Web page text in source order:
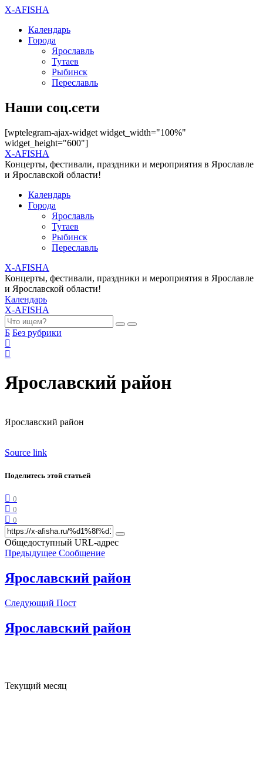
X-AFISHA
Календарь
Города
Ярославль
Тутаев
Рыбинск
Переславль
Наши соц.сети
[wptelegram-ajax-widget widget_width="100%"
widget_height="600"]
X-AFISHA
Концерты, фестивали, праздники и мероприятия в Ярославле
и Ярославской области!
Календарь
Города
Ярославль
Тутаев
Рыбинск
Переславль
X-AFISHA
Концерты, фестивали, праздники и мероприятия в Ярославле
и Ярославской области!
Календарь
X-AFISHA
Б Без рубрики
Ярославский район
Ярославский район
Source link
Поделитесь этой статьей
0
0
0
Общедоступный URL-адрес
Предыдущее Сообщение
Ярославский район
Следующий Пост
Ярославский район
Текущий месяц